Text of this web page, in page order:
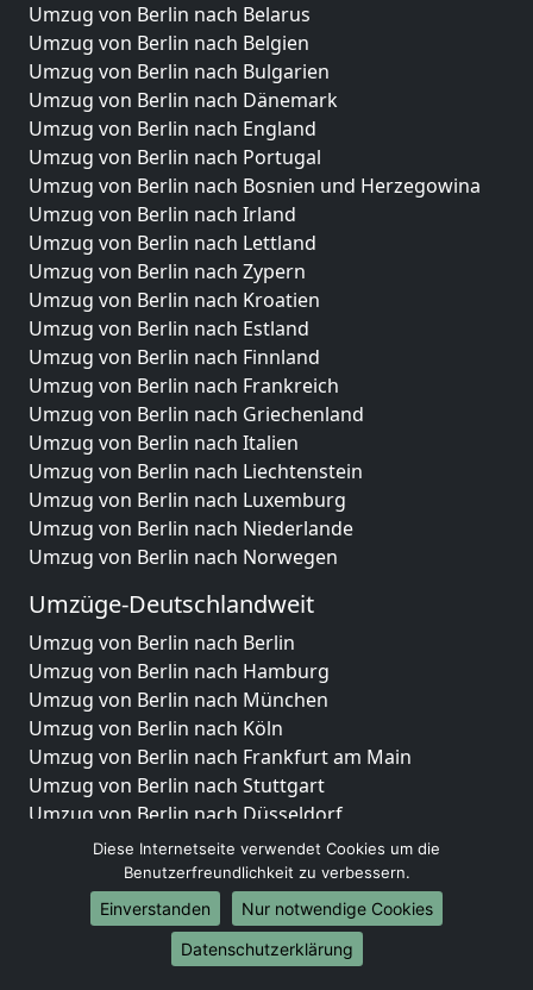
Umzug von Berlin nach Belarus
Umzug von Berlin nach Belgien
Umzug von Berlin nach Bulgarien
Umzug von Berlin nach Dänemark
Umzug von Berlin nach England
Umzug von Berlin nach Portugal
Umzug von Berlin nach Bosnien und Herzegowina
Umzug von Berlin nach Irland
Umzug von Berlin nach Lettland
Umzug von Berlin nach Zypern
Umzug von Berlin nach Kroatien
Umzug von Berlin nach Estland
Umzug von Berlin nach Finnland
Umzug von Berlin nach Frankreich
Umzug von Berlin nach Griechenland
Umzug von Berlin nach Italien
Umzug von Berlin nach Liechtenstein
Umzug von Berlin nach Luxemburg
Umzug von Berlin nach Niederlande
Umzug von Berlin nach Norwegen
Umzüge-Deutschlandweit
Umzug von Berlin nach Berlin
Umzug von Berlin nach Hamburg
Umzug von Berlin nach München
Umzug von Berlin nach Köln
Umzug von Berlin nach Frankfurt am Main
Umzug von Berlin nach Stuttgart
Umzug von Berlin nach Düsseldorf
Umzug von Berlin nach Leipzig
Umzug von Berlin nach Dortmund
Umzug von Berlin nach Essen
Umzug von Berlin nach Bremen
Umzug von Berlin nach Dresden
Diese Internetseite verwendet Cookies um die
Benutzerfreundlichkeit zu verbessern.
Einverstanden
Nur notwendige Cookies
Datenschutzerklärung